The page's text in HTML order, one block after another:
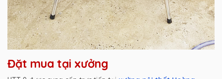
Đặt mua tại xưởng